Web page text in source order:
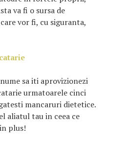
va fi o sursa de
vor fi, cu siguranta,
sa iti aprovizionezi
urmatoarele cinci
mancaruri dietetice.
aliatul tau in ceea ce
plus!